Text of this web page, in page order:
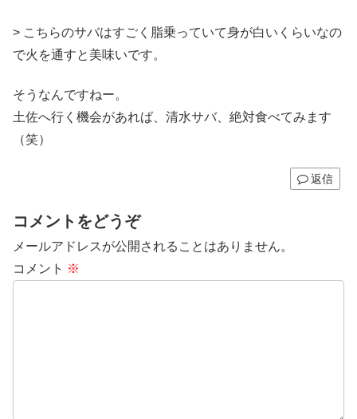
> こちらのサバはすごく脂乗っていて身が白いくらいなの
で火を通すと美味いです。
そうなんですねー。
土佐へ行く機会があれば、清水サバ、絶対食べてみます
（笑）
返信
コメントをどうぞ
メールアドレスが公開されることはありません。
コメント ※